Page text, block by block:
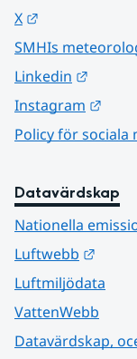
X
SMHIs
Linkedin
Instagram
Policy för sociala
Datavärdskap
Nationella
Luftwebb
Luftmiljödata
VattenWebb
Datavärdskap,